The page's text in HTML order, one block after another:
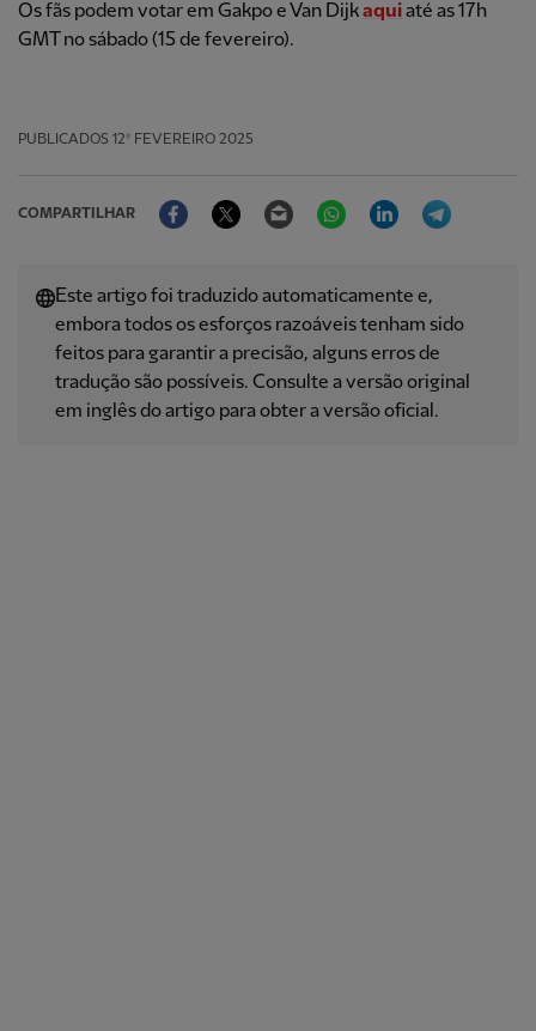
Os fãs podem votar em Gakpo e Van Dijkaquiaté as 17h
GMT no sábado (15 de fevereiro).
PUBLICADOS 12º FEVEREIRO 2025
COMPARTILHAR
FacebookTwitter Email WhatsAppLinkedIn
Este artigo foi traduzido automaticamente e,
embora todos os esforços razoáveis ​​tenham sido
feitos para garantir a precisão, alguns erros de
tradução são possíveis. Consulte a versão original
em inglês do artigo para obter a versão oficial.